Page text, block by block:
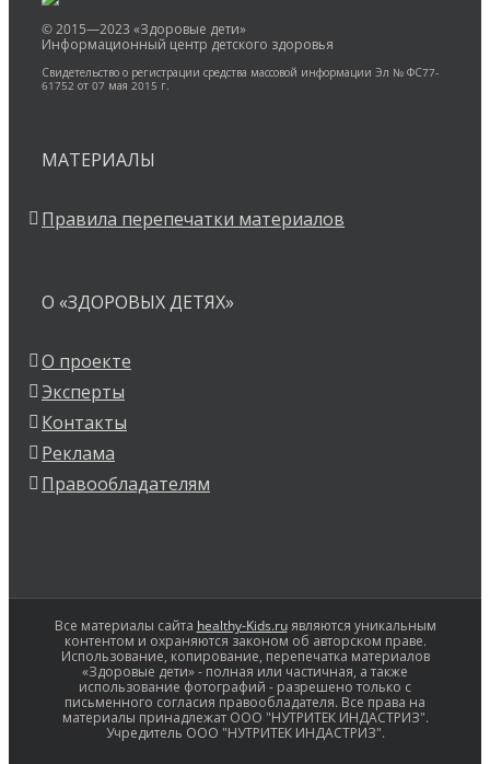
© 2015—2023 «Здоровые дети»
Информационный центр детского здоровья
Свидетельство о регистрации средства массовой информации Эл № ФС77-
61752 от 07 мая 2015 г.
МАТЕРИАЛЫ
Правила перепечатки материалов
О «ЗДОРОВЫХ ДЕТЯХ»
О проекте
Эксперты
Контакты
Реклама
Правообладателям
Все материалы сайта healthy-Kids.ruявляются уникальным
контентом и охраняются законом об авторском праве.
Использование, копирование, перепечатка материалов
«Здоровые дети» - полная или частичная, а также
использование фотографий - разрешено только с
письменного согласия правообладателя. Все права на
материалы принадлежат ООО "НУТРИТЕК ИНДАСТРИЗ".
Учредитель ООО "НУТРИТЕК ИНДАСТРИЗ".